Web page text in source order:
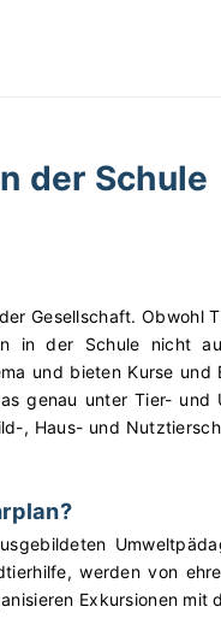
der Schule
Gesellschaft. Obwohl
in der Schule nicht
und bieten Kurse und
genau unter Tier- und
, Haus- und
werden von
Exkursionen mit